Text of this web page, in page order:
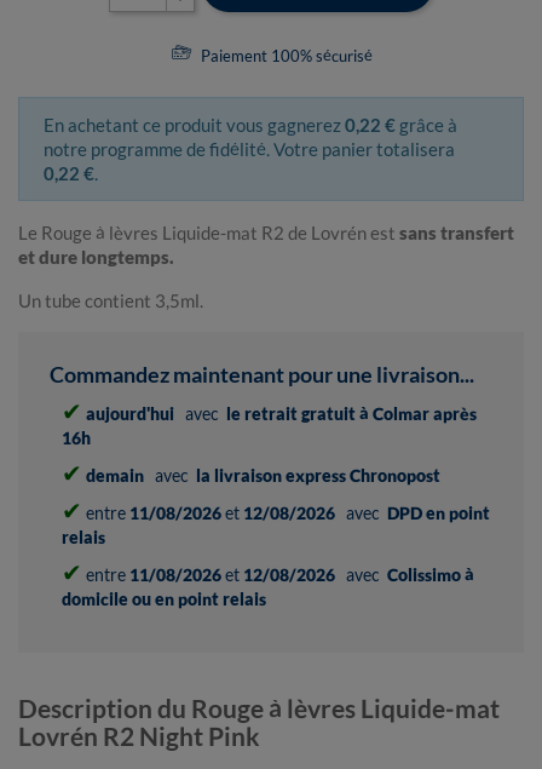
Paiement 100% sécurisé
En achetant ce produit vous gagnerez0,22 € grâce à
notre programme de fidélité. Votre panier totalisera
0,22 €.
Le Rouge à lèvres Liquide-mat R2 de Lovrén est sans transfert
et dure longtemps.
Un tube contient 3,5ml.
Commandez maintenant pour une livraison...
✔ aujourd'hui avec le retrait gratuit à Colmar après
16h
✔ demain avec la livraison express Chronopost
✔ entre 11/08/2026et 12/08/2026 avec DPD en point
relais
✔ entre 11/08/2026et 12/08/2026 avec Colissimo à
domicile ou en point relais
Description du Rouge à lèvres Liquide-mat
Lovrén R2 Night Pink